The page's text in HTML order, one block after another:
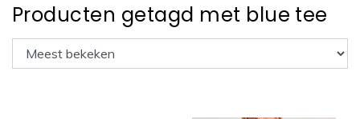
Producten getagd met blue tee